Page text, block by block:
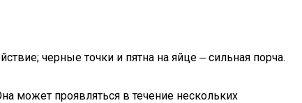
черные точки и пятна на яйце ‒ сильная порча.
может проявляться в течение нескольких